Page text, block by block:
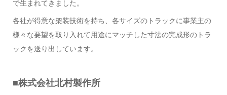
で生まれてきました。
各社が得意な架装技術を持ち、各サイズのトラックに事業主の
様々な要望を取り入れて用途にマッチした寸法の完成形のトラ
ックを送り出しています。
■株式会社北村製作所